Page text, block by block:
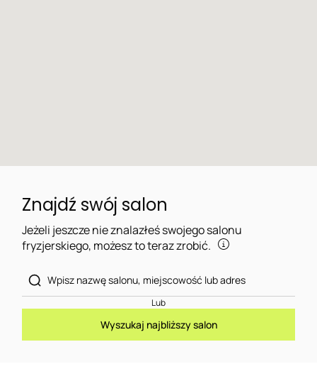
Znajdź swój salon
Jeżeli jeszcze nie znalazłeś swojego salonu
fryzjerskiego, możesz to teraz zrobić.
Lub
Wyszukaj najbliższy salon